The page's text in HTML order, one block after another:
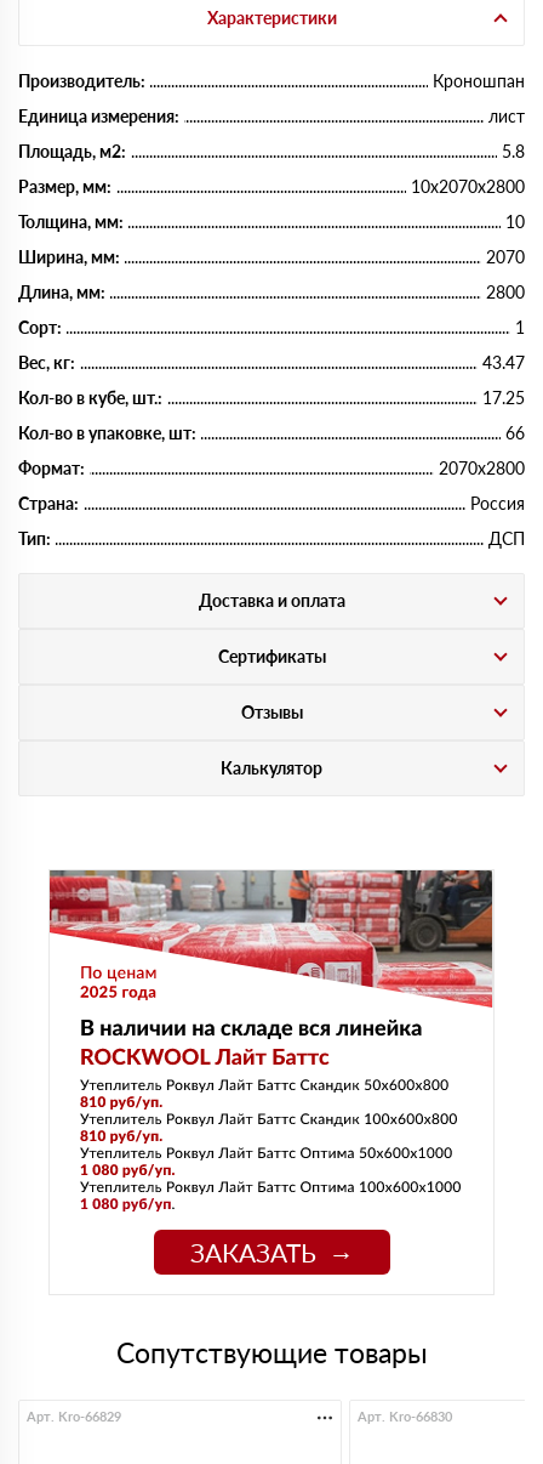
Характеристики
Производитель:
Кроношпан
Единица измерения:
лист
Площадь, м2:
5.8
Размер, мм:
10х2070х2800
Толщина, мм:
10
Ширина, мм:
2070
Длина, мм:
2800
Сорт:
1
Вес, кг:
43.47
Кол-во в кубе, шт.:
17.25
Кол-во в упаковке, шт:
66
Формат:
2070х2800
Страна:
Россия
Тип:
ДСП
Доставка и оплата
Сертификаты
Отзывы
Калькулятор
ЗАКАЗАТЬ
Сопутствующие товары
Арт. Kro-66829 Арт. Kro-66830